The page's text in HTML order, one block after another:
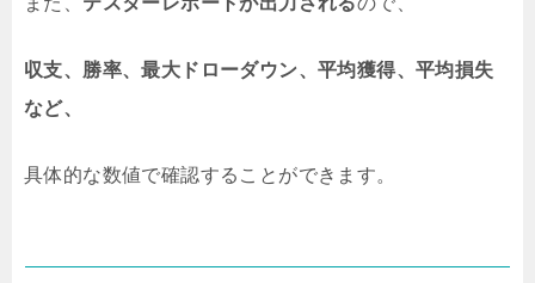
収支、勝率、最大ドローダウン、平均獲得、平均損失
など、
具体的な数値で確認することができます。